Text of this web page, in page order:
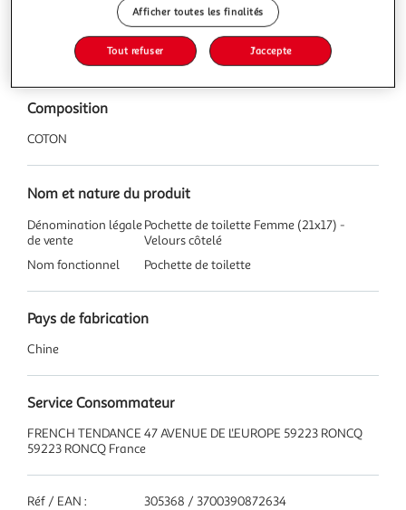
Caractéristiques
Composition
COTON
Nom et nature du produit
Dénomination légale
de vente
Pochette de toilette Femme (21x17) -
Velours côtelé
Nom fonctionnel
Pochette de toilette
Pays de fabrication
Chine
Service Consommateur
FRENCH TENDANCE 47 AVENUE DE L'EUROPE 59223 RONCQ
59223 RONCQ France
Réf / EAN : 305368 / 3700390872634
Afficher toutes les finalités
Tout refuser J'accepte